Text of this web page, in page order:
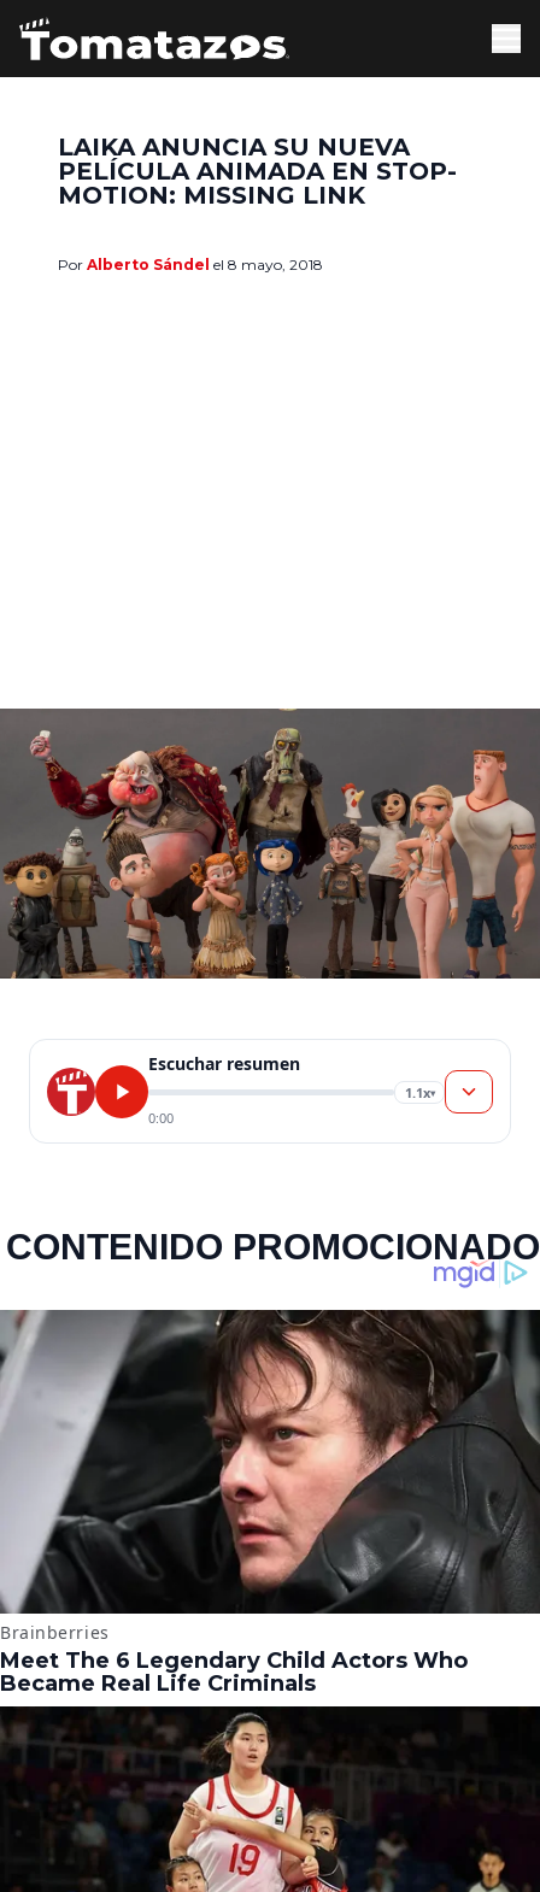
LAIKA ANUNCIA SU NUEVA
PELÍCULA ANIMADA EN STOP-
MOTION: MISSING LINK
Por Alberto Sándel el 8 mayo, 2018
Escuchar resumen
1.1x▾
0:00